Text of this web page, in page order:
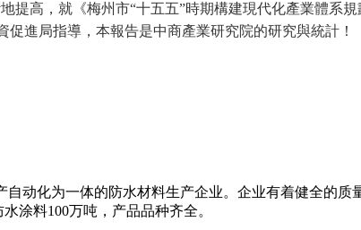
提高，就《梅州市“十五五”時期構建現代化產業體系
進局指導，本報告是中商產業研究院的研究與統計！
动化为一体的防水材料生产企业。企业有着健全的质
涂料100万吨，产品品种齐全。